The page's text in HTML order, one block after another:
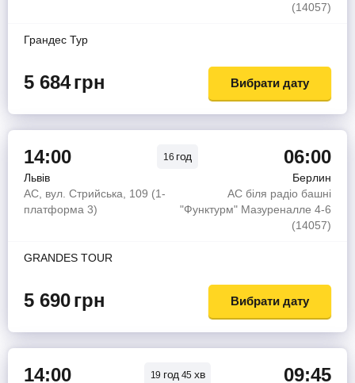
(14057)
Грандес Тур
5 684грн Вибрати дату
14:00 16 год 06:00
Львів
Берлин
AС, вул. Стрийська, 109 (1-
платформа 3)
АС біля радіо башні
"Функтурм" Мазуреналле 4-6
(14057)
GRANDES TOUR
5 690грн Вибрати дату
14:00 19 год 45 хв 09:45